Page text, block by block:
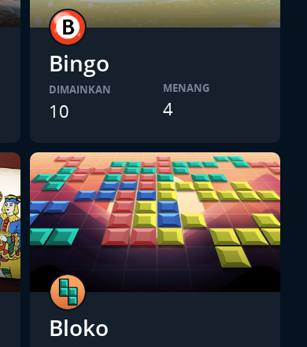
Bingo
DIMAINKAN
10
MENANG
4
Bloko